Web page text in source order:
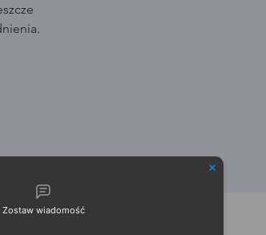
Zostaw wiadomość